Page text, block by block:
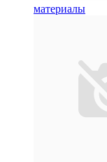
материалы